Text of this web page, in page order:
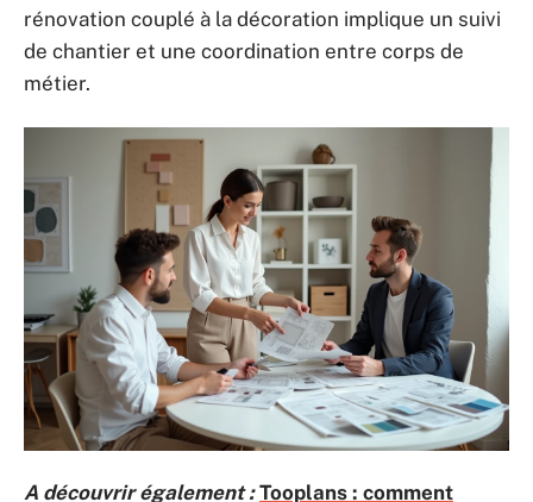
rénovation couplé à la décoration implique un suivi
de chantier et une coordination entre corps de
métier.
A découvrir également : Tooplans : comment